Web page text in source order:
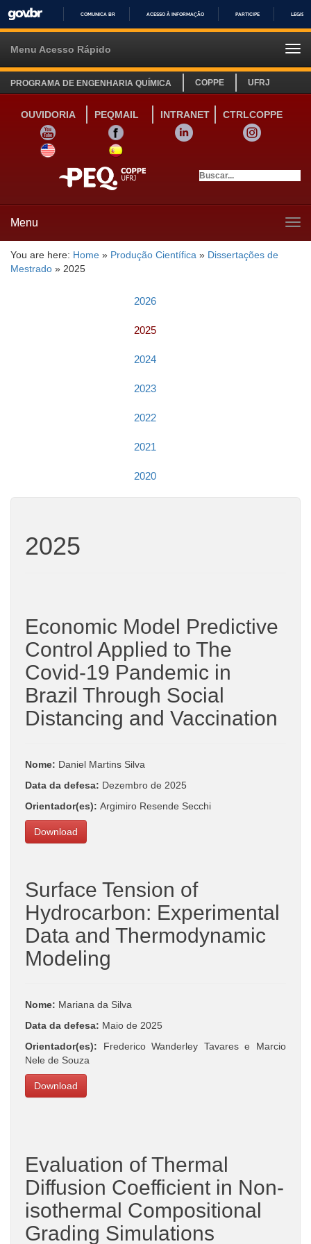
IR
COMUNICA BR ACESSO À INFORMAÇÃO PARTICIPE
Menu Acesso Rápido
PROGRAMA DE ENGENHARIA QUÍMICA COPPE UFRJ
OUVIDORIA PEQMAIL INTRANET
CTRLCOPPE
YOUTUBE
FACEBOOK LINKEDIN
INSTAGRAM
SITE INGLÊS
LINK SITE ESPANHOL
Menu
You are here: Home » Produção Científica » Dissertações de
Mestrado » 2025
2026
2025
2024
2023
2022
2021
2020
2025
Economic Model Predictive
Control Applied to The
Covid-19 Pandemic in
Brazil Through Social
Distancing and Vaccination
Nome: Daniel Martins Silva
Data da defesa: Dezembro de 2025
Orientador(es): Argimiro Resende Secchi
Download
Surface Tension of
Hydrocarbon: Experimental
Data and Thermodynamic
Modeling
Nome: Mariana da Silva
Data da defesa: Maio de 2025
Orientador(es): Frederico Wanderley Tavares e Marcio
Nele de Souza
Download
Evaluation of Thermal
Diffusion Coefficient in Non-
isothermal Compositional
Grading Simulations